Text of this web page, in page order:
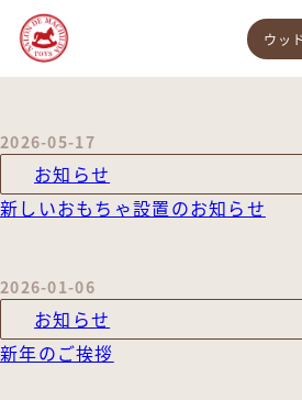
ウッ
2026-05-17
お知らせ
新しいおもちゃ設置のお知らせ
2026-01-06
お知らせ
新年のご挨拶